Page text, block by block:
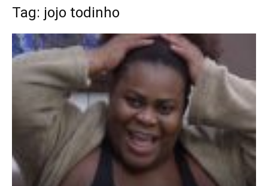
Tag: jojo todinho